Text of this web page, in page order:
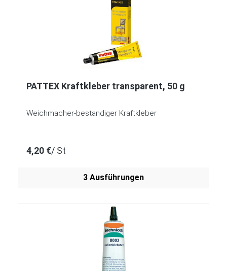
PATTEX Kraftkleber transparent, 50 g
Weichmacher-beständiger Kraftkleber
4,20 €/ St
3 Ausführungen